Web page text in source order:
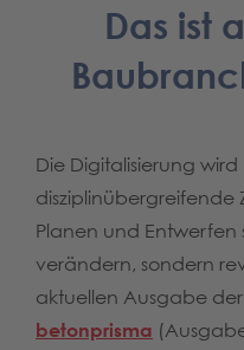
Das ist
Die Digitalisierung wird
disziplinübergreifende
Planen und Entwerfen
verändern, sondern
aktuellen Ausgabe
betonprisma